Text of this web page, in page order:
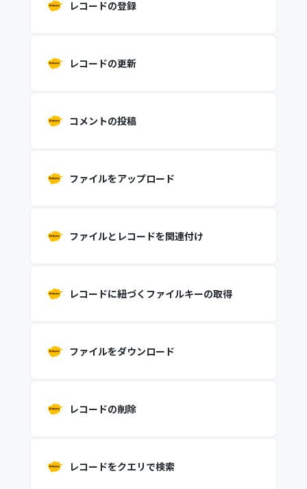
レコードの登録
レコードの更新
コメントの投稿
ファイルをアップロード
ファイルとレコードを関連付け
レコードに紐づくファイルキーの取得
ファイルをダウンロード
レコードの削除
レコードをクエリで検索